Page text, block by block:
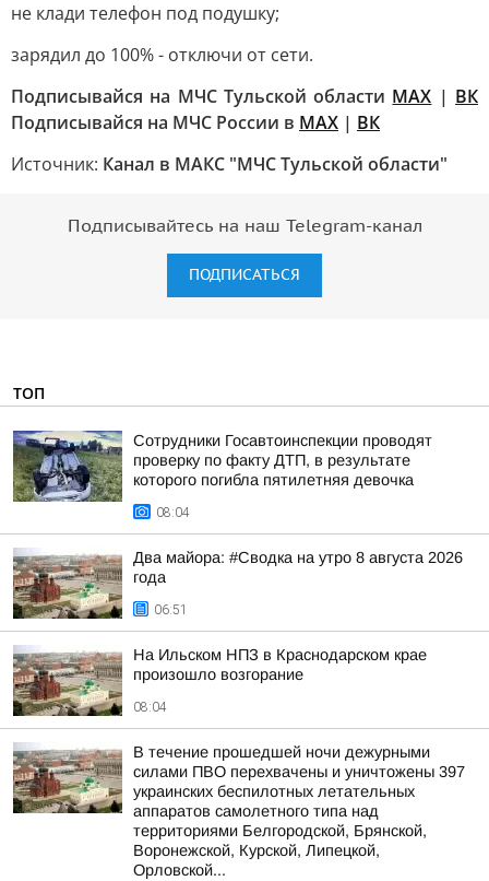
не клади телефон под подушку;
зарядил до 100% - отключи от сети.
Подписывайся на МЧС Тульской области MAX | ВК
Подписывайся на МЧС России в MAX | ВК
Источник: Канал в МАКС "МЧС Тульской области"
Подписывайтесь на наш Telegram-канал
ПОДПИСАТЬСЯ
ТОП
Сотрудники Госавтоинспекции проводят
проверку по факту ДТП, в результате
которого погибла пятилетняя девочка
08:04
Два майора: #Сводка на утро 8 августа 2026
года
06:51
На Ильском НПЗ в Краснодарском крае
произошло возгорание
08:04
В течение прошедшей ночи дежурными
силами ПВО перехвачены и уничтожены 397
украинских беспилотных летательных
аппаратов самолетного типа над
территориями Белгородской, Брянской,
Воронежской, Курской, Липецкой,
Орловской...